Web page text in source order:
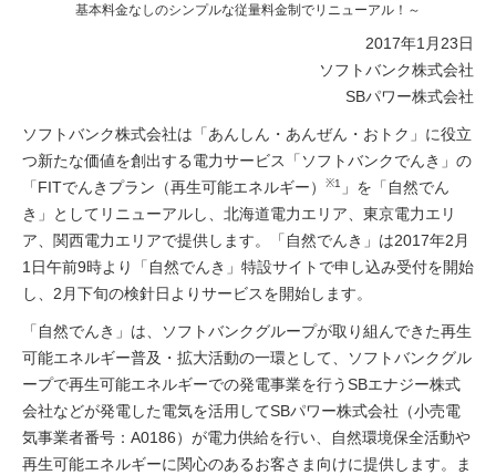
基本料金なしのシンプルな従量料金制でリニューアル！～
2017年1月23日
ソフトバンク株式会社
SBパワー株式会社
ソフトバンク株式会社は「あんしん・あんぜん・おトク」に役立
つ新たな価値を創出する電力サービス「ソフトバンクでんき」の
「FITでんきプラン（再生可能エネルギー）
※1
」を「自然でん
き」としてリニューアルし、北海道電力エリア、東京電力エリ
ア、関西電力エリアで提供します。「自然でんき」は2017年2月
1日午前9時より「自然でんき」特設サイトで申し込み受付を開始
し、2月下旬の検針日よりサービスを開始します。
「自然でんき」は、ソフトバンクグループが取り組んできた再生
可能エネルギー普及・拡大活動の一環として、ソフトバンクグル
ープで再生可能エネルギーでの発電事業を行うSBエナジー株式
会社などが発電した電気を活用してSBパワー株式会社（小売電
気事業者番号：A0186）が電力供給を行い、自然環境保全活動や
再生可能エネルギーに関心のあるお客さま向けに提供します。ま